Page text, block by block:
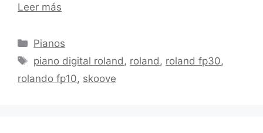
Leer más
Categorías
Pianos
Etiquetas
piano digital roland , roland , roland fp30,
rolando fp10, skoove